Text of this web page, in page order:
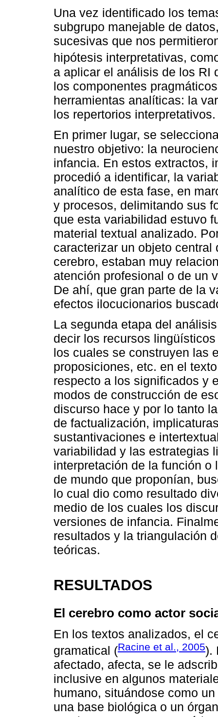
Una vez identificado los
subgrupo manejable de
sucesivas que nos
hipótesis interpretativas,
a aplicar el análisis de los RI
los componentes
herramientas analíticas: la
los repertorios interpretativos.
En primer lugar, se
nuestro objetivo: la
infancia. En estos extractos,
procedió a identificar, la
analítico de esta fase, en
y procesos, delimitando sus
que esta variabilidad estuvo
material textual analizado.
caracterizar un objeto
cerebro, estaban muy
atención profesional o de un
De ahí, que gran parte de la
efectos ilocucionarios
La segunda etapa del
decir los recursos
los cuales se construyen las
proposiciones, etc. en el
respecto a los significados y
modos de construcción de
discurso hace y por lo tanto
de factualización,
sustantivaciones e
variabilidad y las estrategias
interpretación de la función
de mundo que proponían,
lo cual dio como resultado
medio de los cuales los
versiones de infancia.
resultados y la triangulación
teóricas.
RESULTADOS
El cerebro como actor
En los textos analizados, el
gramatical (Racine et al., 2005).
afectado, afecta, se le
inclusive en algunos
humano, situándose como
una base biológica o un